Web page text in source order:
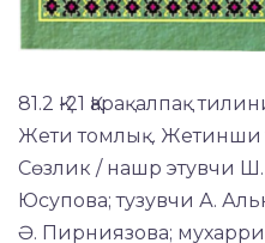
81.2 Қ-21 Қарақалпақ
Жети томлық. Жетинши
Сөзлик / нашр этувчи
Юсупова; тузувчи А.
Ә. Пирниязова;